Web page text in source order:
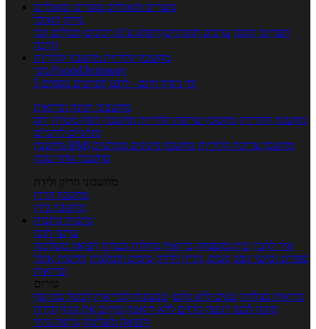
מוצרים ומאכלים מוצרים ומאכלים
מילון האוכל
תפריטי תזונה ערכים תזונתיים חיפוש ע"פ רכיבים מכילים הכי
הרבה
מחשבון קלוריות מחשבון קלוריות
מנוי FoodsDictionary
5 ימי ניסיון חינם - לחצו לפרטים נוספים
מחשבוני תזונה ובריאות
מחשבון קלוריות מחשבון שריפת קלוריות מחשבון דופק מטרה יחס
מותניים לירכיים
מחשבון BMI
מחשבון צריכת קלוריות מחשבון מינונים מומלצים
מחשבון אחוז שומן
מחשבוני הריון ולידה
מחשבון הריון
מחשבון ביוץ
כתבות כתבות
ערוצי תוכן
איך להכין בית ומשפחה בריאות מחלות ובעיות רפואה משלימה
ספורט וכושר גופני נשים, הריון ולידה טיפים והמלצות חדשות אוכל
ובריאות
טורים
בריאות בצלחת טעים ללא גלוטן טבעונות לבריאות לבשל כמו שף
תזונה לבטן רגועה מרזים ללא דיאטה מזיזים את הגוף הרזיה
ורפואה משלימה גורמה ביתי